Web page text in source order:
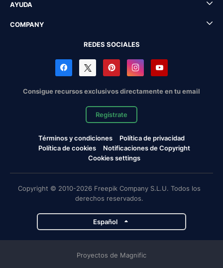
AYUDA
COMPANY
REDES SOCIALES
Consigue recursos exclusivos directamente en tu email
Regístrate
Términos y condiciones
Política de privacidad
Política de cookies
Notificaciones de Copyright
Cookies settings
Copyright © 2010-2026 Freepik Company S.L.U. Todos los
derechos reservados.
Español
Proyectos de Magnific